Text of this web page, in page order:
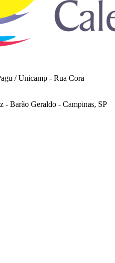
/ Unicamp - Rua Cora
- Barão Geraldo - Campinas, SP